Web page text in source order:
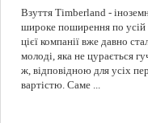
Взуття Timberland -
широке поширення по усій
цієї компанії вже давно
молоді, яка не цурається
ж, відповідною для усіх
вартістю. Саме ...